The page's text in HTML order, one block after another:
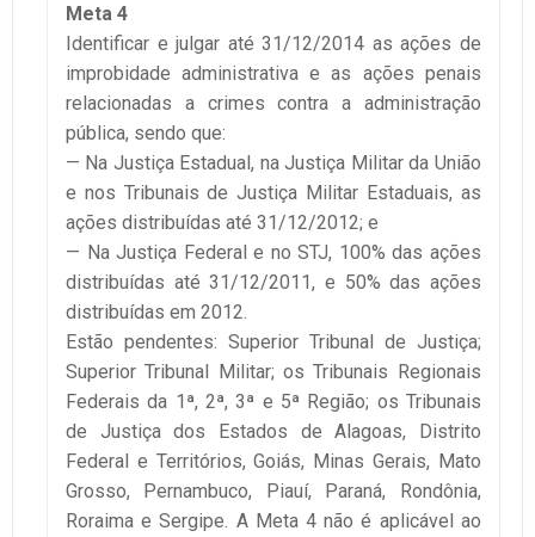
Meta 4
Identificar e julgar até 31/12/2014 as ações de
improbidade administrativa e as ações penais
relacionadas a crimes contra a administração
pública, sendo que:
— Na Justiça Estadual, na Justiça Militar da União
e nos Tribunais de Justiça Militar Estaduais, as
ações distribuídas até 31/12/2012; e
— Na Justiça Federal e no STJ, 100% das ações
distribuídas até 31/12/2011, e 50% das ações
distribuídas em 2012.
Estão pendentes: Superior Tribunal de Justiça;
Superior Tribunal Militar; os Tribunais Regionais
Federais da 1ª, 2ª, 3ª e 5ª Região; os Tribunais
de Justiça dos Estados de Alagoas, Distrito
Federal e Territórios, Goiás, Minas Gerais, Mato
Grosso, Pernambuco, Piauí, Paraná, Rondônia,
Roraima e Sergipe. A Meta 4 não é aplicável ao